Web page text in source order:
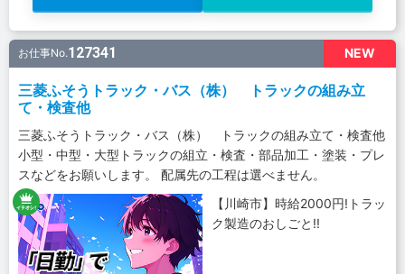
NEW
お仕事No.127341
三菱ふそうトラック・バス（株） トラックの組み立
て・検査他
三菱ふそうトラック・バス（株） トラックの組み立て・検査他
小型・中型・大型トラックの組立・検査・部品加工・塗装・プレ
スなどをお願いします。 配属先の工程は選べません。
【川崎市】時給2000円!トラッ
ク製造のおしごと!!